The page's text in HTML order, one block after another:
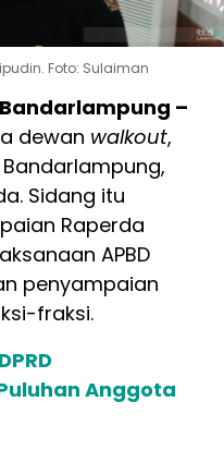
Foto: Sulaiman
Bandarlampung –
dewan walkout,
Sidang itu
Raperda
APBD
penyampaian
fraksi.
Anggota